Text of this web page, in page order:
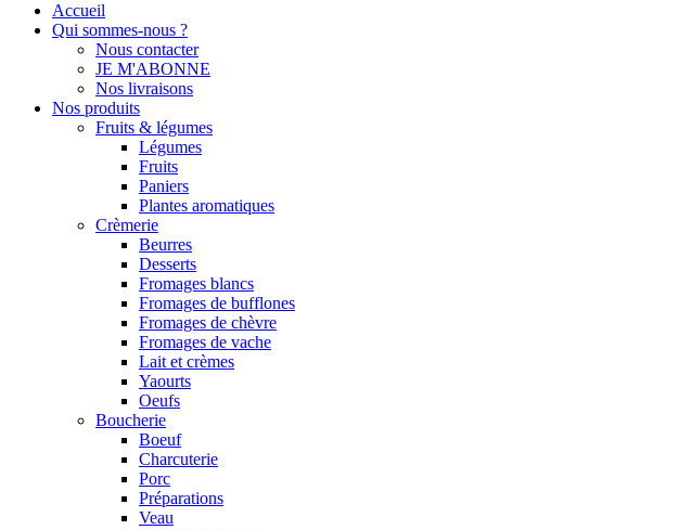
Accueil
Qui sommes-nous ?
Nous contacter
JE M'ABONNE
Nos livraisons
Nos produits
Fruits & légumes
Légumes
Fruits
Paniers
Plantes aromatiques
Crèmerie
Beurres
Desserts
Fromages blancs
Fromages de bufflones
Fromages de chèvre
Fromages de vache
Lait et crèmes
Yaourts
Oeufs
Boucherie
Boeuf
Charcuterie
Porc
Préparations
Veau